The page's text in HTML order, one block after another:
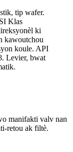
tip wafer.
Klas
ki
kawoutchou
koule. API
Levier, bwat
manifakti valv nan
retou ak filtè.